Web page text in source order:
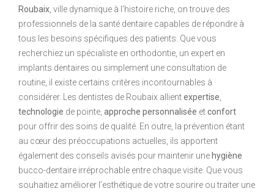
Roubaix , ville dynamique à l’histoire riche, on trouve des
professionnels de la santé dentaire capables de répondre à
tous les besoins spécifiques des patients. Que vous
recherchiez un spécialiste en orthodontie, un expert en
implants dentaires ou simplement une consultation de
routine, il existe certains critères incontournables à
considérer. Les dentistes de Roubaix allientexpertise
technologie de pointe, approche personnalisée etconfort
pour offrir des soins de qualité. En outre, la prévention étant
au cœur des préoccupations actuelles, ils apportent
également des conseils avisés pour maintenir unehygiène
bucco-dentaire irréprochable entre chaque visite. Que vous
souhaitiez améliorer l’esthétique de votre sourire ou traiter une